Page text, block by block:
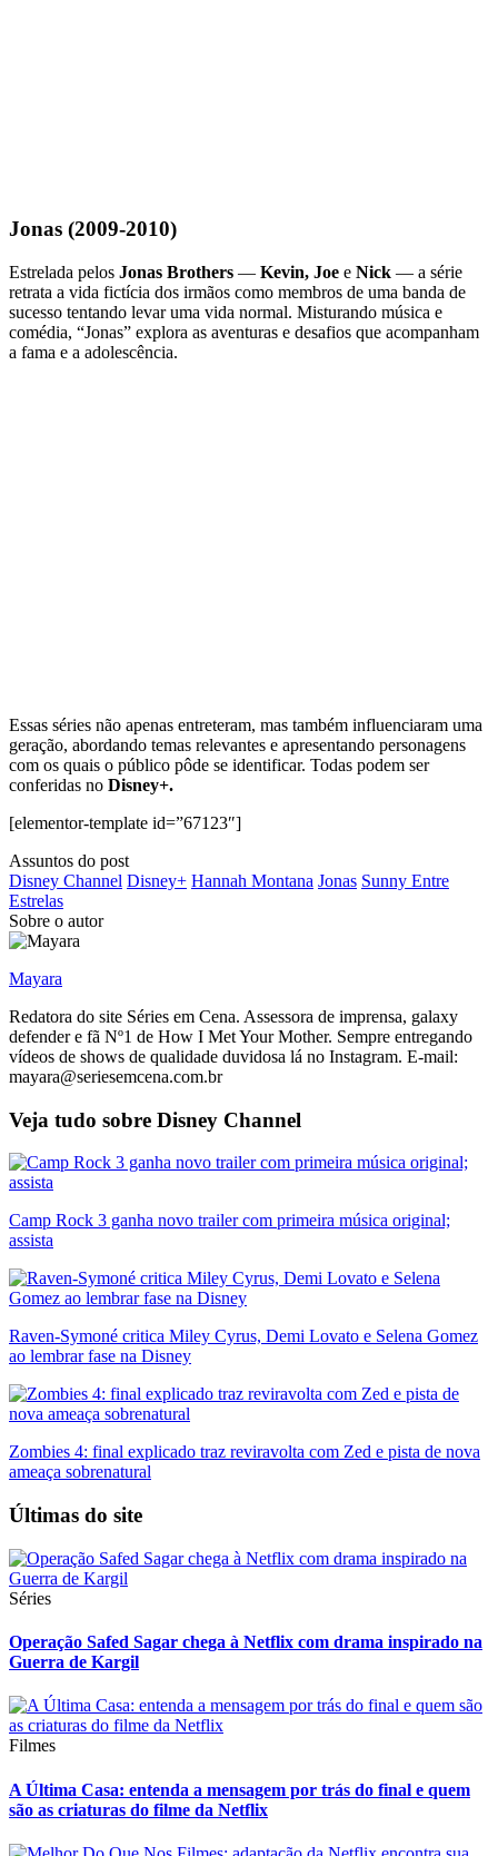
Jonas (2009-2010)
Estrelada pelos Jonas Brothers — Kevin, Joe e Nick — a série
retrata a vida fictícia dos irmãos como membros de uma banda de
sucesso tentando levar uma vida normal. Misturando música e
comédia, “Jonas” explora as aventuras e desafios que acompanham
a fama e a adolescência.
Essas séries não apenas entreteram, mas também influenciaram uma
geração, abordando temas relevantes e apresentando personagens
com os quais o público pôde se identificar. Todas podem ser
conferidas no Disney+.
[elementor-template id=”67123″]
Assuntos do post
Disney Channel Disney+ Hannah Montana Jonas Sunny Entre
Estrelas
Sobre o autor
Mayara
Redatora do site Séries em Cena. Assessora de imprensa, galaxy
defender e fã Nº1 de How I Met Your Mother. Sempre entregando
vídeos de shows de qualidade duvidosa lá no Instagram. E-mail:
mayara@seriesemcena.com.br
Veja tudo sobre Disney Channel
Camp Rock 3 ganha novo trailer com primeira música original;
assista
Raven-Symoné critica Miley Cyrus, Demi Lovato e Selena Gomez
ao lembrar fase na Disney
Zombies 4: final explicado traz reviravolta com Zed e pista de nova
ameaça sobrenatural
Últimas do site
Séries
Operação Safed Sagar chega à Netflix com drama inspirado na
Guerra de Kargil
Filmes
A Última Casa: entenda a mensagem por trás do final e quem
são as criaturas do filme da Netflix